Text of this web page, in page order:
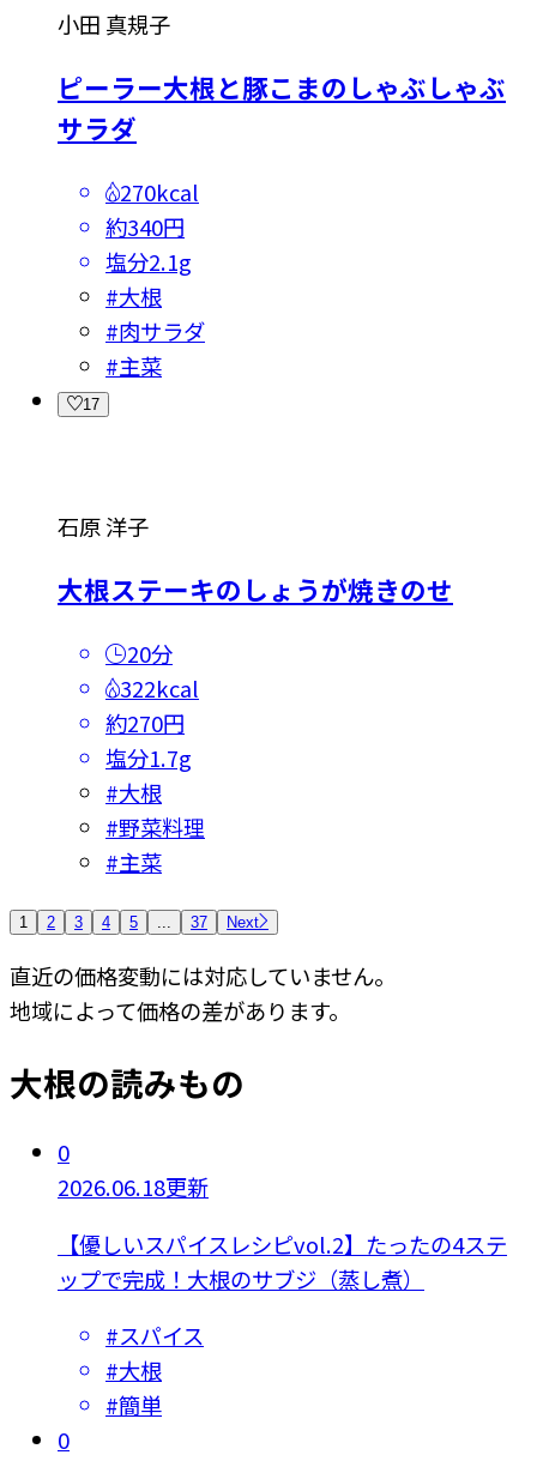
小田 真規子
ピーラー大根と豚こまのしゃぶしゃぶ
サラダ
270kcal
約340円
塩分2.1g
#大根
#肉サラダ
#主菜
17
石原 洋子
大根ステーキのしょうが焼きのせ
20分
322kcal
約270円
塩分1.7g
#大根
#野菜料理
#主菜
1 2 3 4 5 ... 37 Next
直近の価格変動には対応していません。
地域によって価格の差があります。
大根の読みもの
0
2026.06.18更新
【優しいスパイスレシピvol.2】たったの4ステ
ップで完成！大根のサブジ（蒸し煮）
#スパイス
#大根
#簡単
0